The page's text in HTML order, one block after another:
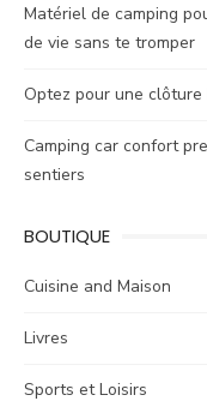
Matériel de camping
de vie sans te tromper
Optez pour une
Camping car confort
sentiers
BOUTIQUE
Cuisine and Maison
Livres
Sports et Loisirs